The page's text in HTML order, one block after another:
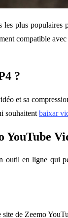
les plus
compatible
?
et sa
souhaitent baixar
YouTube
outil en ligne qui
site de Zeemo